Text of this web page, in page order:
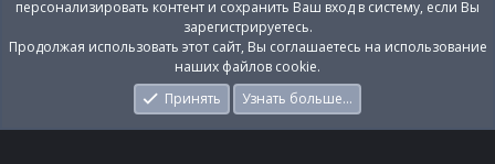
персонализировать контент и сохранить Ваш вход в систему, если Вы
зарегистрируетесь.
Продолжая использовать этот сайт, Вы соглашаетесь на использование
наших файлов cookie.
Принять
Узнать больше…